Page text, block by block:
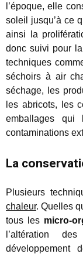
l’époque, elle
soleil jusqu’à ce
ainsi la
donc suivi pour
techniques
séchoirs à air
séchage, les
les abricots, les
emballages qui
contaminations
La
Plusieurs
chaleur. Quelles
tous les micro-
l’altération